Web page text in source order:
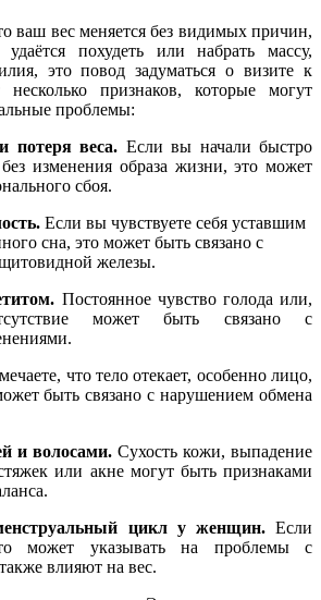
ваш вес меняется без видимых причин,
похудеть или набрать массу,
это повод задуматься о визите к
несколько признаков, которые могут
проблемы:
потеря веса. Если вы начали быстро
без изменения образа жизни, это может
сбоя.
Если вы чувствуете себя уставшим
сна, это может быть связано с
железы.
Постоянное чувство голода или,
может быть связано с
что тело отекает, особенно лицо,
быть связано с нарушением обмена
и волосами. Сухость кожи, выпадение
или акне могут быть признаками
цикл у женщин.Если
может указывать на проблемы с
влияют на вес.